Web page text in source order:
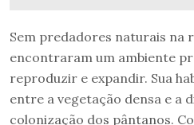
Sem predadores naturais na
encontraram um ambiente
reproduzir e expandir. Sua
entre a vegetação densa e a
colonização dos pântanos.